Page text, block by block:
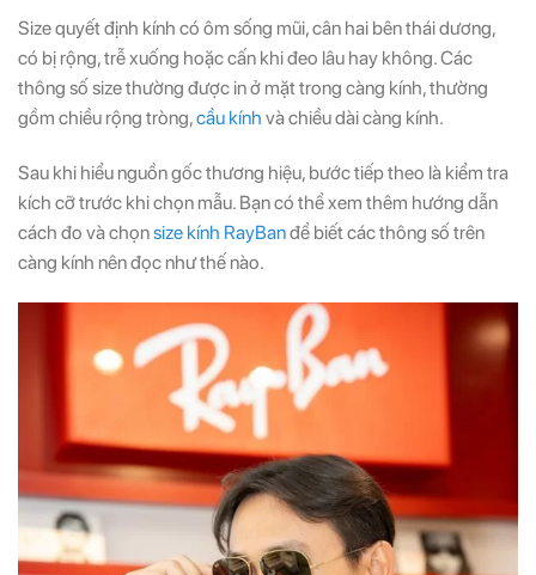
Size quyết định kính có ôm sống mũi, cân hai bên thái dương,
có bị rộng, trễ xuống hoặc cấn khi đeo lâu hay không. Các
thông số size thường được in ở mặt trong càng kính, thường
gồm chiều rộng tròng,cầu kính và chiều dài càng kính.
Sau khi hiểu nguồn gốc thương hiệu, bước tiếp theo là kiểm tra
kích cỡ trước khi chọn mẫu. Bạn có thể xem thêm hướng dẫn
cách đo và chọnsize kính RayBanđể biết các thông số trên
càng kính nên đọc như thế nào.